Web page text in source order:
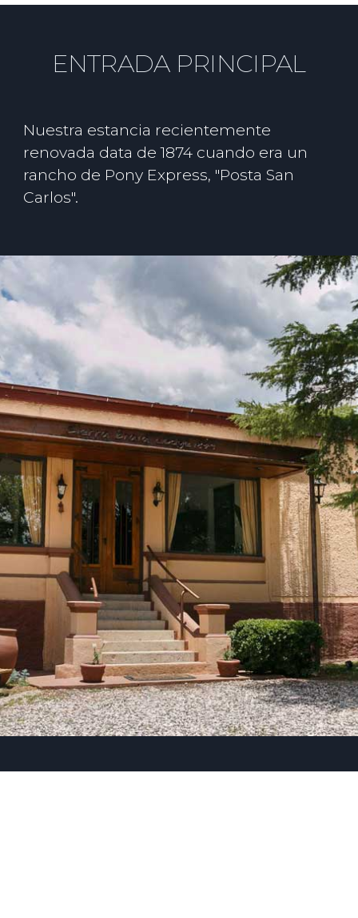
ENTRADA PRINCIPAL
Nuestra estancia recientemente
renovada data de 1874 cuando era un
rancho de Pony Express, "Posta San
Carlos".